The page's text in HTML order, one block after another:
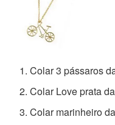
Colar 3 pássaros
Colar Love prata da
Colar marinheiro da